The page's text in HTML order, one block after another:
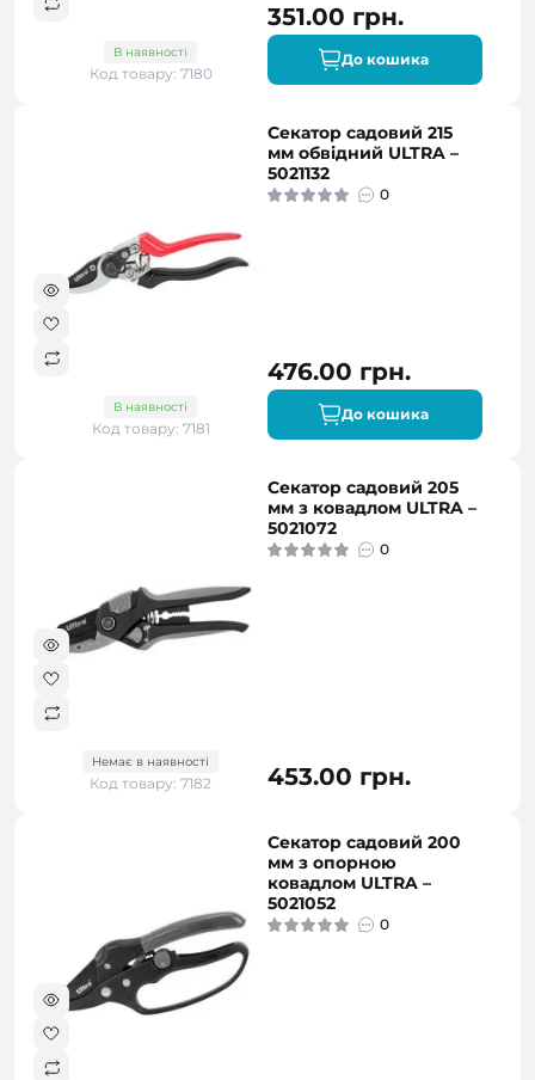
В наявності
Код товару: 7180
351.00 грн.
До кошика
В наявності
Код товару: 7181
Секатор садовий 215
мм обвідний ULTRA –
5021132
0
476.00 грн.
До кошика
Немає в наявності
Код товару: 7182
Секатор садовий 205
мм з ковадлом ULTRA –
5021072
0
453.00 грн.
Секатор садовий 200
мм з опорною
ковадлом ULTRA –
5021052
0